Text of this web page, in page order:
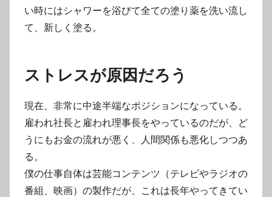
い時にはシャワーを浴びて全ての塗り薬を洗い流し
て、新しく塗る。
ストレスが原因だろう
現在、非常に中途半端なポジションになっている。
雇われ社長と雇われ理事長をやっているのだが、ど
うにもお金の流れが悪く、人間関係も悪化しつつあ
る。
僕の仕事自体は芸能コンテンツ（テレビやラジオの
番組、映画）の製作だが、これは長年やってきてい